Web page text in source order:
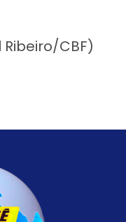
CBF)